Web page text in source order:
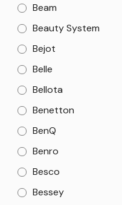
Beam
Beauty System
Bejot
Belle
Bellota
Benetton
BenQ
Benro
Besco
Bessey